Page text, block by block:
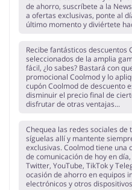
de ahorro, suscríbete a la
a ofertas exclusivas, ponte al
último momento y diviértete
Recibe fantásticos descuentos
seleccionados de la amplia
fácil, ¿lo sabes? Bastará con
promocional Coolmod y lo
cupón Coolmod de descuento
disminuir el precio final de
disfrutar de otras ventajas...
Chequea las redes sociales de
síguelas allí y mantente
exclusivas. Coolmod tiene una
de comunicación de hoy en
Twitter, YouTube, TikTok y
ocasión de ahorro en equipos
electrónicos y otros